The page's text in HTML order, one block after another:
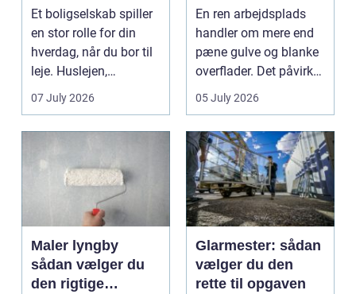
Et boligselskab spiller
en stor rolle for din
hverdag, når du bor til
leje. Huslejen,
vedligeh...
07 July 2026
mest værdi for
pengene
En ren arbejdsplads
handler om mere end
pæne gulve og blanke
overflader. Det påvirker
både arbejdsmi...
05 July 2026
Maler lyngby
sådan vælger du
den rigtige
Glarmester: sådan
vælger du den
rette til opgaven